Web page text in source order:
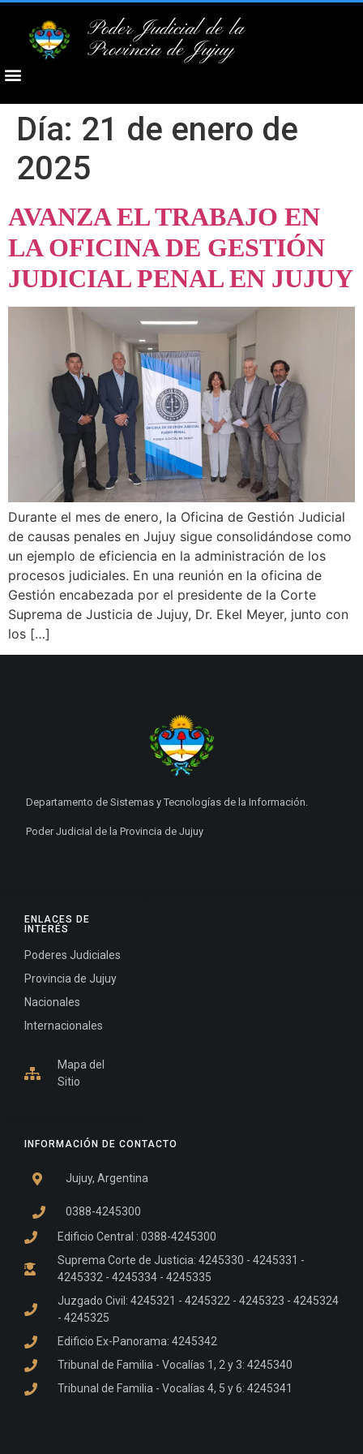
Poder Judicial de la
Provincia de Jujuy
Día: 21 de enero de
2025
AVANZA EL TRABAJO EN
LA OFICINA DE GESTIÓN
JUDICIAL PENAL EN JUJUY
Durante el mes de enero, la Oficina de Gestión Judicial
de causas penales en Jujuy sigue consolidándose como
un ejemplo de eficiencia en la administración de los
procesos judiciales. En una reunión en la oficina de
Gestión encabezada por el presidente de la Corte
Suprema de Justicia de Jujuy, Dr. Ekel Meyer, junto con
los […]
INFORMACIÓN DE CONTACTO
Jujuy, Argentina
0388-4245300
Edificio Central : 0388-4245300
Suprema Corte de Justicia: 4245330 - 4245331 -
4245332 - 4245334 - 4245335
Juzgado Civil: 4245321 - 4245322 - 4245323 - 4245324
- 4245325
Edificio Ex-Panorama: 4245342
Tribunal de Familia - Vocalías 1, 2 y 3: 4245340
Tribunal de Familia - Vocalías 4, 5 y 6: 4245341
ENLACES DE
INTERÉS
Poderes Judiciales
Provincia de Jujuy
Nacionales
Internacionales
Mapa del
Sitio
Departamento de Sistemas y Tecnologías de la Información.
Poder Judicial de la Provincia de Jujuy